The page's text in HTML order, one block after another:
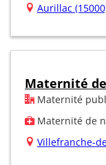
Aurillac
Maternité
Maternité
Maternité de
Villefranche-